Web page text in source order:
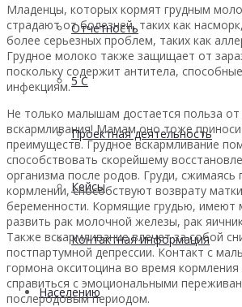
Отчетность
5 С
Проектная деятельность
Кейсы
Контактная информация
Населению
Младенцы, которых кормят грудным
страдают от болезней, таких как
более серьезных проблем, таких как
Грудное молоко также защищает от
поскольку содержит антитела,
инфекциям.
Не только малышам достается польза от
вскармливания! Мамам оно тоже
преимуществ. Грудное вскармливание
способствовать скорейшему
организма после родов. Груди, сжимаясь
кормлении, способствуют возврату
беременности. Кормящие грудью, имеют
развить рак молочной железы, рак
Также вскармливание влечет за собой
постпартумной депрессии. Контакт с
гормона окситоцина во время
справиться с эмоциональными
послеродовым периодом.